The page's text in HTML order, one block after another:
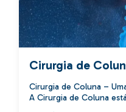
Cirurgia de
Cirurgia de Coluna –
A Cirurgia de Coluna